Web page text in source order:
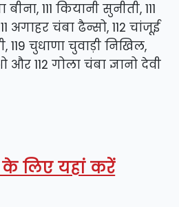
111 कियानी सुनीती, 111
अगाहर चंबा ढैन्सो, 112 चांजूई
119 चुधाणा चुवाड़ी निखिल,
112 गोला चंबा ज्ञानो देवी
लिए यहां करें